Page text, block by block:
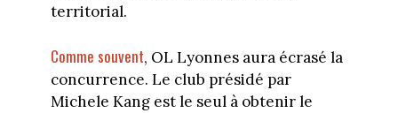
territorial.
Comme souvent, OL Lyonnes aura écrasé la
concurrence. Le club présidé par
Michele Kang est le seul à obtenir le